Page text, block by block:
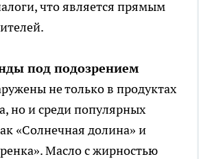
что является прямым
под подозрением
не только в продуктах
но и среди популярных
«Солнечная долина» и
Масло с жирностью